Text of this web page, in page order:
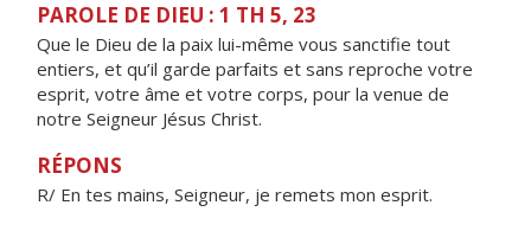
PAROLE DE DIEU : 1 TH 5, 23
Que le Dieu de la paix lui-même vous sanctifie tout
entiers, et qu’il garde parfaits et sans reproche votre
esprit, votre âme et votre corps, pour la venue de
notre Seigneur Jésus Christ.
RÉPONS
R/ En tes mains, Seigneur, je remets mon esprit.